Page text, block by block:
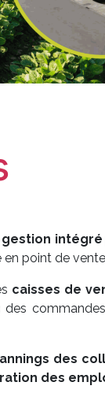
intégré
point de
caisses de
des
des
des